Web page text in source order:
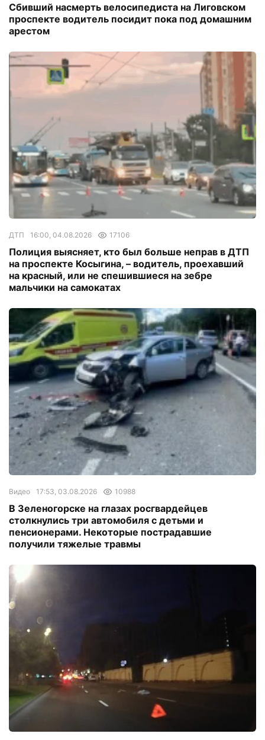
Сбивший насмерть велосипедиста на Лиговском
проспекте водитель посидит пока под домашним
арестом
ДТП 16:00, 04.08.2026 17106
Полиция выясняет, кто был больше неправ в ДТП
на проспекте Косыгина, – водитель, проехавший
на красный, или не спешившиеся на зебре
мальчики на самокатах
Видео 17:53, 03.08.2026 10988
В Зеленогорске на глазах росгвардейцев
столкнулись три автомобиля с детьми и
пенсионерами. Некоторые пострадавшие
получили тяжелые травмы